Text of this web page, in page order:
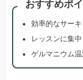
おすすめポイ
効率的なサー
レッスンに集
ゲルマニウム